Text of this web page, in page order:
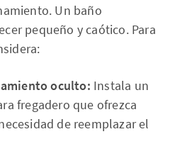
Un baño
pequeño y caótico. Para
oculto: Instala un
fregadero que ofrezca
de reemplazar el